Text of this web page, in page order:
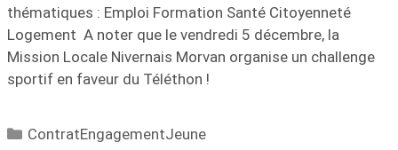
thématiques : Emploi Formation Santé Citoyenneté
Logement A noter que le vendredi 5 décembre, la
Mission Locale Nivernais Morvan organise un challenge
sportif en faveur du Téléthon !
ContratEngagementJeune